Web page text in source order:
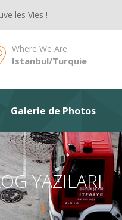
les Vies !
Where We Are
Istanbul/Turquie
Galerie de Photos
YAZILARI